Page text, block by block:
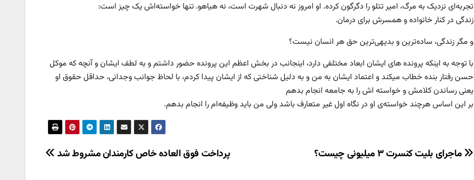
تجربه‌ای نزدیک به مرگ، امیر تتلو را دگرگون کرده. او امروز نه دنبال شهرت است، نه هیاهو. تنها خواسته‌اش یک چیز است:
زندگی در کنار خانواده و همسرش برای درمان.
و مگر زندگی، ساده‌ترین و بدیهی‌ترین حق هر انسان نیست؟
با توجه به اینکه پرونده هاى ایشان ابعاد مختلفى دارد، اینجانب در بخش اعظم این پرونده حضور داشتم و به لطف ایشان و آنچه که موکل
حسن رفتار بنده خطاب میکند و اعتماد ایشان به من و به دلیل شناختى که از ایشان پیدا کردم، با لحاظ جوانب وجدانى، حداقل حقوق او
یعنى رساندن کلامش و خواسته اش را به جامعه انجام بدهم
بر این اساس هرچند خواسته‌ى او در نگاه اول غیر متعارف باشد ولى من باید وظیفه‌ام را انجام بدهم.
راهبری
پرداخت فوق العاده خاص کارمندان مشروط شد ماجرای بلیت کنسرت ۳ میلیونی چیست؟